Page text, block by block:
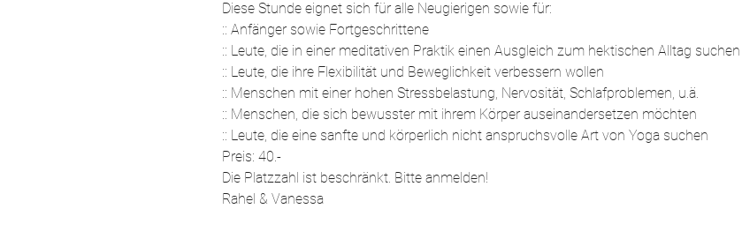
Diese Stunde eignet sich für alle Neugierigen sowie für:
:: Anfänger sowie Fortgeschrittene
:: Leute, die in einer meditativen Praktik einen Ausgleich zum hektischen Alltag suchen
:: Leute, die ihre Flexibilität und Beweglichkeit verbessern wollen
:: Menschen mit einer hohen Stressbelastung, Nervosität, Schlafproblemen, u.ä.
:: Menschen, die sich bewusster mit ihrem Körper auseinandersetzen möchten
:: Leute, die eine sanfte und körperlich nicht anspruchsvolle Art von Yoga suchen
Preis: 40.-
Die Platzzahl ist beschränkt. Bitte anmelden!
Rahel & Vanessa